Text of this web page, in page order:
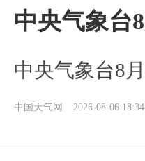
中央气象台
中央气象台8
中国天气网 2026-08-06 18:34